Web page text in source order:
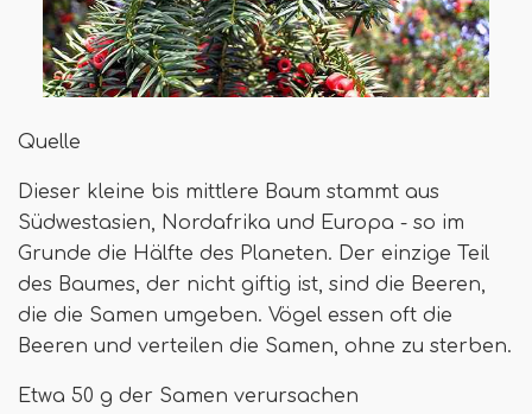
Quelle
Dieser kleine bis mittlere Baum stammt aus
Südwestasien, Nordafrika und Europa - so im
Grunde die Hälfte des Planeten. Der einzige Teil
des Baumes, der nicht giftig ist, sind die Beeren,
die die Samen umgeben. Vögel essen oft die
Beeren und verteilen die Samen, ohne zu sterben.
Etwa 50 g der Samen verursachen